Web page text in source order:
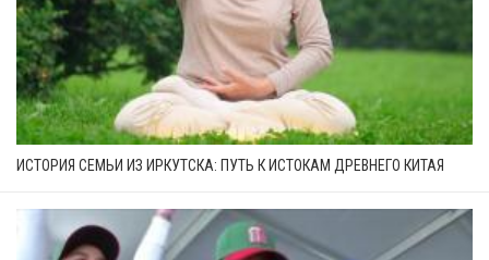
ИСТОРИЯ СЕМЬИ ИЗ ИРКУТСКА: ПУТЬ К ИСТОКАМ ДРЕВНЕГО КИТАЯ